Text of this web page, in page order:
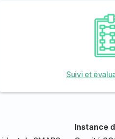
Suivi et
Instance